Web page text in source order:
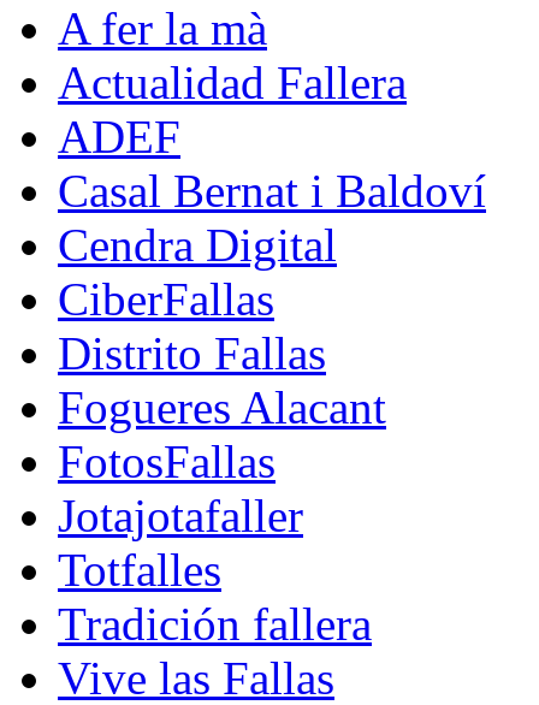
A fer la mà
Actualidad Fallera
ADEF
Casal Bernat i Baldoví
Cendra Digital
CiberFallas
Distrito Fallas
Fogueres Alacant
FotosFallas
Jotajotafaller
Totfalles
Tradición fallera
Vive las Fallas